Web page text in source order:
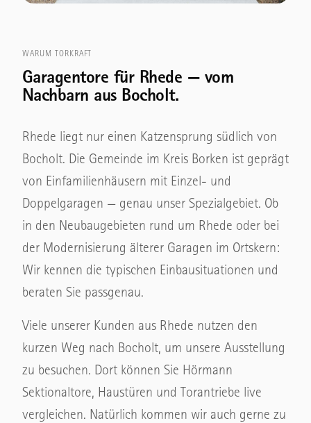
WARUM TORKRAFT
Garagentore für Rhede — vom
Nachbarn aus Bocholt.
Rhede liegt nur einen Katzensprung südlich von
Bocholt. Die Gemeinde im Kreis Borken ist geprägt
von Einfamilienhäusern mit Einzel- und
Doppelgaragen — genau unser Spezialgebiet. Ob
in den Neubaugebieten rund um Rhede oder bei
der Modernisierung älterer Garagen im Ortskern:
Wir kennen die typischen Einbausituationen und
beraten Sie passgenau.
Viele unserer Kunden aus Rhede nutzen den
kurzen Weg nach Bocholt, um unsere Ausstellung
zu besuchen. Dort können Sie Hörmann
Sektionaltore, Haustüren und Torantriebe live
vergleichen. Natürlich kommen wir auch gerne zu